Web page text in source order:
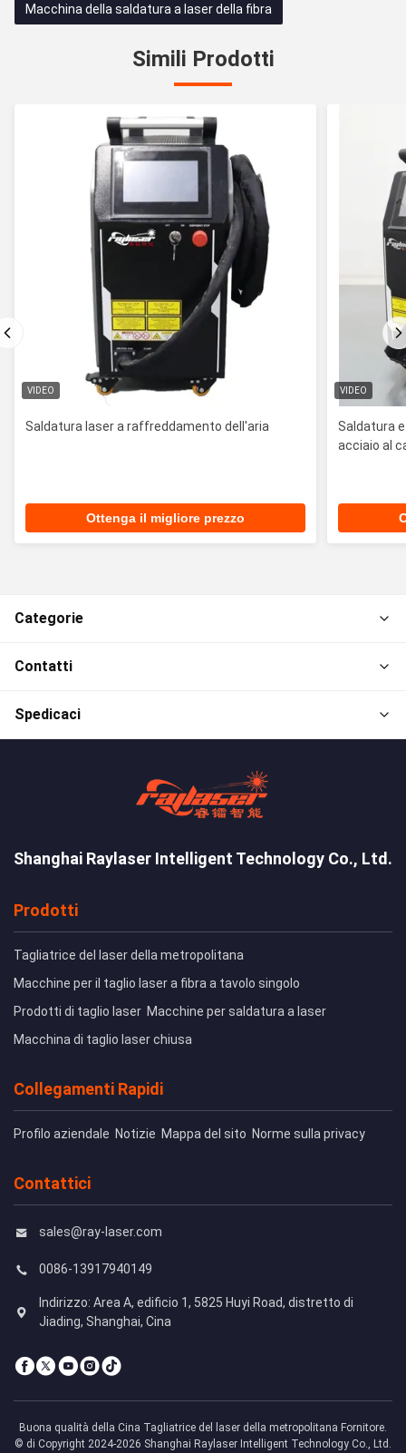
Macchina della saldatura a laser della fibra
Simili Prodotti
VIDEO
Saldatura laser a raffreddamento dell'aria
Ottenga il migliore prezzo
VIDEO
Saldatura
acciaio al
Categorie
Contatti
Spedicaci
Shanghai Raylaser Intelligent Technology Co., Ltd.
Prodotti
Tagliatrice del laser della metropolitana
Macchine per il taglio laser a fibra a tavolo singolo
Prodotti di taglio laser Macchine per saldatura a laser
Macchina di taglio laser chiusa
Collegamenti Rapidi
Profilo aziendale Notizie Mappa del sito Norme sulla privacy
Contattici
sales@ray-laser.com
0086-13917940149
Indirizzo: Area A, edificio 1, 5825 Huyi Road, distretto di
Jiading, Shanghai, Cina
Buona qualità della Cina Tagliatrice del laser della metropolitana Fornitore.
© di Copyright 2024-2026 Shanghai Raylaser Intelligent Technology Co., Ltd.